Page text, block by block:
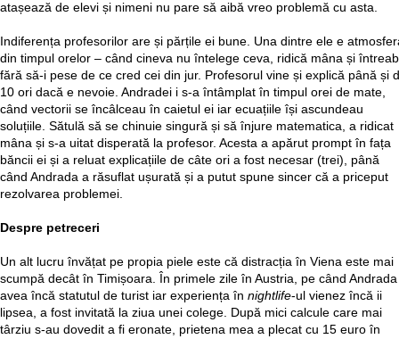
atașează de elevi și nimeni nu pare să aibă vreo problemă cu asta.
Indiferența profesorilor are și părțile ei bune. Una dintre ele e
din timpul orelor – când cineva nu întelege ceva, ridică mâna și
fără să-i pese de ce cred cei din jur. Profesorul vine și explică până și
10 ori dacă e nevoie. Andradei i s-a întâmplat în timpul orei de mate,
când vectorii se încâlceau în caietul ei iar ecuațiile își ascundeau
soluțiile. Sătulă să se chinuie singură și să înjure matematica, a ridicat
mâna și s-a uitat disperată la profesor. Acesta a apărut prompt în fața
băncii ei și a reluat explicațiile de câte ori a fost necesar (trei), până
când Andrada a răsuflat ușurată și a putut spune sincer că a priceput
rezolvarea problemei.
Despre petreceri
Un alt lucru învățat pe propia piele este că distracția în Viena este mai
scumpă decât în Timișoara. În primele zile în Austria, pe când Andrada
avea încă statutul de turist iar experiența în nightlife-ul vienez încă ii
lipsea, a fost invitată la ziua unei colege. După mici calcule care mai
târziu s-au dovedit a fi eronate, prietena mea a plecat cu 15 euro în